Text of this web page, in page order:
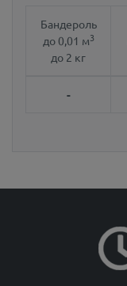
Бандероль
до 0,01 м3
до 2 кг
-